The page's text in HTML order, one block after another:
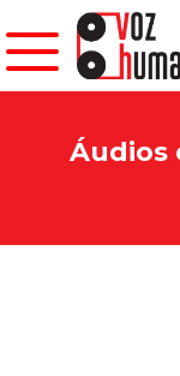
Áudios